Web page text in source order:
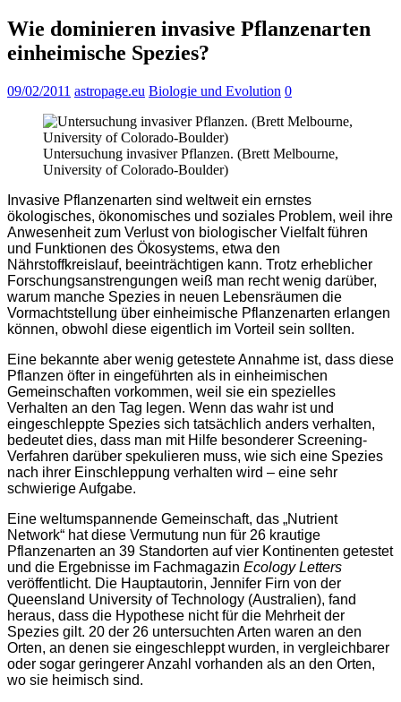
Wie dominieren invasive Pflanzenarten
einheimische Spezies?
09/02/2011 astropage.eu Biologie und Evolution 0
Untersuchung invasiver Pflanzen. (Brett Melbourne,
University of Colorado-Boulder)
Invasive Pflanzenarten sind weltweit ein ernstes
ökologisches, ökonomisches und soziales Problem, weil ihre
Anwesenheit zum Verlust von biologischer Vielfalt führen
und Funktionen des Ökosystems, etwa den
Nährstoffkreislauf, beeinträchtigen kann. Trotz erheblicher
Forschungsanstrengungen weiß man recht wenig darüber,
warum manche Spezies in neuen Lebensräumen die
Vormachtstellung über einheimische Pflanzenarten erlangen
können, obwohl diese eigentlich im Vorteil sein sollten.
Eine bekannte aber wenig getestete Annahme ist, dass diese
Pflanzen öfter in eingeführten als in einheimischen
Gemeinschaften vorkommen, weil sie ein spezielles
Verhalten an den Tag legen. Wenn das wahr ist und
eingeschleppte Spezies sich tatsächlich anders verhalten,
bedeutet dies, dass man mit Hilfe besonderer Screening-
Verfahren darüber spekulieren muss, wie sich eine Spezies
nach ihrer Einschleppung verhalten wird – eine sehr
schwierige Aufgabe.
Eine weltumspannende Gemeinschaft, das „Nutrient
Network“ hat diese Vermutung nun für 26 krautige
Pflanzenarten an 39 Standorten auf vier Kontinenten getestet
und die Ergebnisse im Fachmagazin Ecology Letters
veröffentlicht. Die Hauptautorin, Jennifer Firn von der
Queensland University of Technology (Australien), fand
heraus, dass die Hypothese nicht für die Mehrheit der
Spezies gilt. 20 der 26 untersuchten Arten waren an den
Orten, an denen sie eingeschleppt wurden, in vergleichbarer
oder sogar geringerer Anzahl vorhanden als an den Orten,
wo sie heimisch sind.